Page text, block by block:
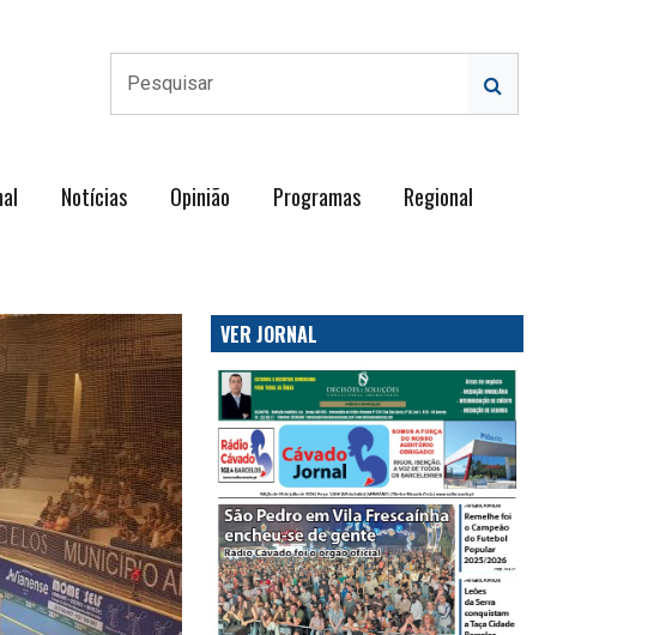
Notícias Opinião Programas Regional
VER JORNAL